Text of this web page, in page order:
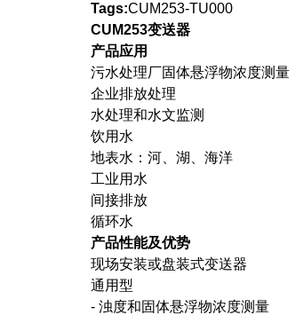
Tags:CUM253-TU000
CUM253变送器
产品应用
污水处理厂固体悬浮物浓度测量
企业排放处理
水处理和水文监测
饮用水
地表水：河、湖、海洋
工业用水
间接排放
循环水
产品性能及优势
现场安装或盘装式变送器
通用型
- 浊度和固体悬浮物浓度测量